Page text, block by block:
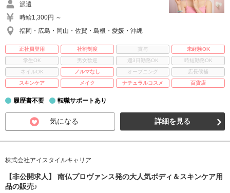
派遣
時給1,300円 ～
福岡・広島・岡山・佐賀・島根・愛媛・沖縄
正社員登用 社割制度 賞与
未経験OK
学生OK
男女歓迎 週3日勤務OK
時短勤務OK
ネイルOK
ノルマなし オープニング
店長候補
スキンケア
メイク ナチュラルコスメ 百貨店
履歴書不要 転職サポートあり
気になる 詳細を見る
株式会社アイスタイルキャリア
【非公開求人】 南仏プロヴァンス発の大人気ボディ＆スキンケア用
品の販売♪